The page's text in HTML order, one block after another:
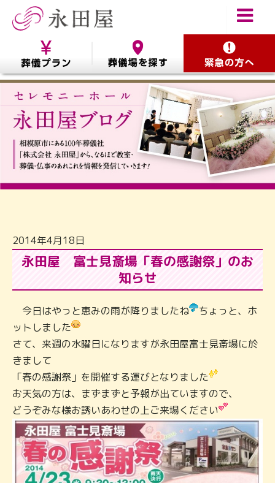
2014年4月18日
永田屋 富士見斎場「春の感謝祭」のお
知らせ
今日はやっと恵みの雨が降りましたね
ちょっと、ホ
ットしました
さて、来週の水曜日になりますが永田屋富士見斎場に於
きまして
「春の感謝祭」を開催する運びとなりました
お天気の方は、まずまずと予報が出ていますので、
どうぞみな様お誘いあわせの上ご来場ください